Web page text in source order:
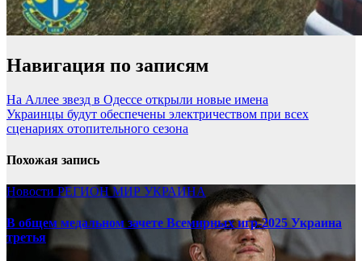
Навигация по записям
На Аллее звезд в Одессе открыли новые имена
Украинцы будут обеспечены электричеством при всех
сценариях отопительного сезона
Похожая запись
Новости РЕГИОНМИР УКРАИНА
В общем медальном зачете Всемирных игр-2025 Украина
третья